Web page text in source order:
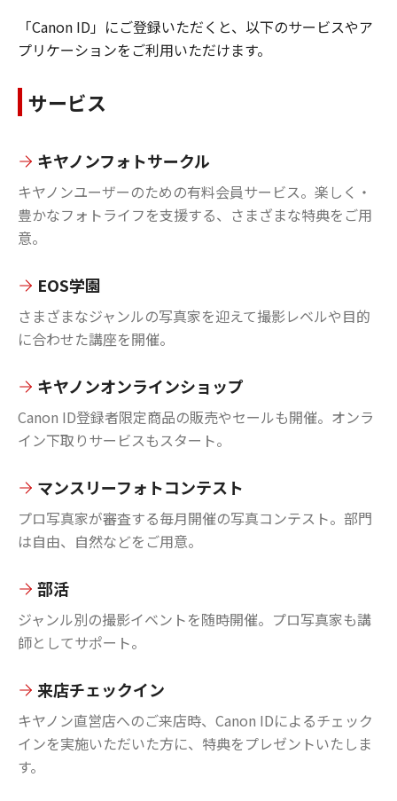
「Canon ID」にご登録いただくと、以下のサービスやア
プリケーションをご利用いただけます。
サービス
キヤノンフォトサークル
キヤノンユーザーのための有料会員サービス。楽しく・
豊かなフォトライフを支援する、さまざまな特典をご用
意。
EOS学園
さまざまなジャンルの写真家を迎えて撮影レベルや目的
に合わせた講座を開催。
キヤノンオンラインショップ
Canon ID登録者限定商品の販売やセールも開催。オンラ
イン下取りサービスもスタート。
マンスリーフォトコンテスト
プロ写真家が審査する毎月開催の写真コンテスト。部門
は自由、自然などをご用意。
部活
ジャンル別の撮影イベントを随時開催。プロ写真家も講
師としてサポート。
来店チェックイン
キヤノン直営店へのご来店時、Canon IDによるチェック
インを実施いただいた方に、特典をプレゼントいたしま
す。